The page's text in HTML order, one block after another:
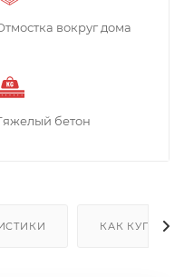
вокруг дома
бетон
КАК КУПИТЬ